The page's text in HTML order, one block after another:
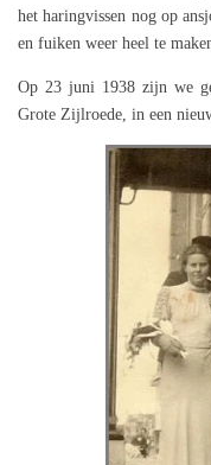
het haringvissen nog op
en fuiken weer heel te
Op 23 juni 1938 zijn we
Grote Zijlroede, in een